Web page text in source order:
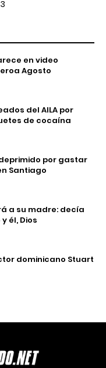
en video
Agosto
del AILA por
de cocaína
por gastar
Santiago
a su madre: decía
él, Dios
dominicano Stuart